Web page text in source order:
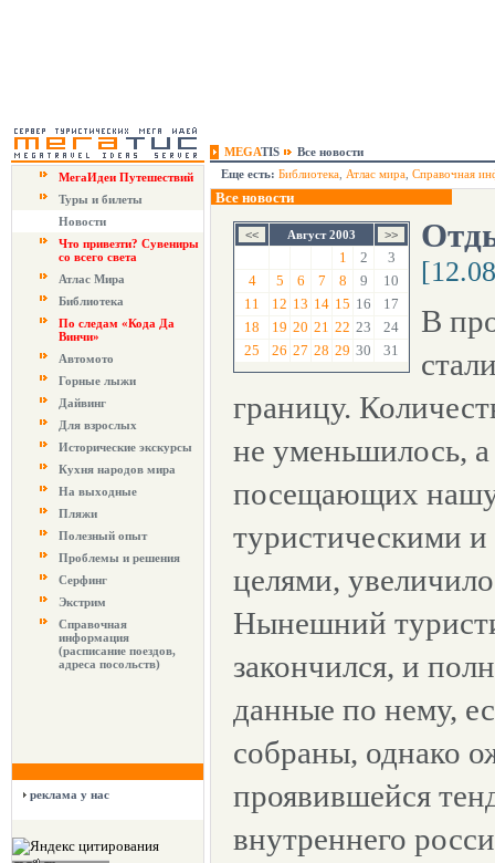
MEGATIS
Все новости
МегаИдеи Путешествий
Туры и билеты
Новости
Что привезти? Сувениры
со всего света
Атлас Мира
Библиотека
По следам «Кода Да
Винчи»
Автомото
Горные лыжи
Дайвинг
Для взрослых
Исторические экскурсы
Кухня народов мира
На выходные
Пляжи
Полезный опыт
Проблемы и решения
Серфинг
Экстрим
Справочная
информация
(расписание поездов,
адреса посольств)
реклама у нас
Еще есть: Библиотека Атлас мира Справочная
Все новости
Август 2003
1 2
3
4
5 6 7 8 9
10
11
12 13 14 15 16
17
18
19 20 21 22 23
24
25
26 27 28 29 30 31
В
границу.
не уменьшилось,
посещающих нашу
туристическими
целями,
Нынешний
закончился, и
данные по нему,
собраны, однако
проявившейся
внутреннего